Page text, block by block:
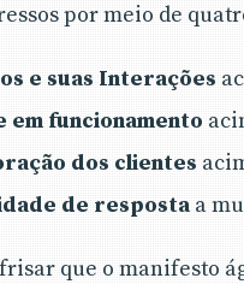
por meio de
e suas Interações
em funcionamento
dos clientes
de resposta a
que o manifesto